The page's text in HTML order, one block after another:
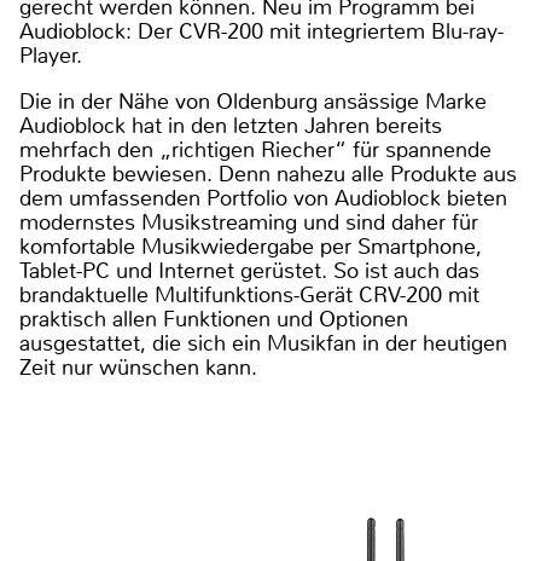
gerecht werden können. Neu im Programm bei
Audioblock: Der CVR-200 mit integriertem Blu-ray-
Player.
Die in der Nähe von Oldenburg ansässige Marke
Audioblock hat in den letzten Jahren bereits
mehrfach den „richtigen Riecher“ für spannende
Produkte bewiesen. Denn nahezu alle Produkte aus
dem umfassenden Portfolio von Audioblock bieten
modernstes Musikstreaming und sind daher für
komfortable Musikwiedergabe per Smartphone,
Tablet-PC und Internet gerüstet. So ist auch das
brandaktuelle Multifunktions-Gerät CRV-200 mit
praktisch allen Funktionen und Optionen
ausgestattet, die sich ein Musikfan in der heutigen
Zeit nur wünschen kann.